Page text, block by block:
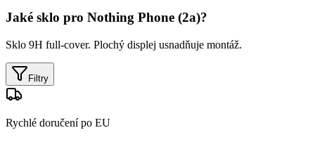
Jaké sklo pro Nothing Phone (2a)?
Sklo 9H full-cover. Plochý displej usnadňuje montáž.
Filtry
Rychlé doručení po EU